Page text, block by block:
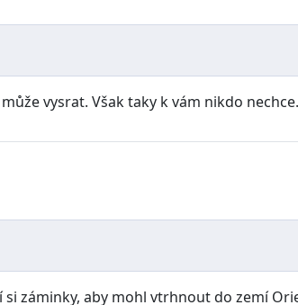
vysrat. Však taky k vám nikdo nechce.
záminky, aby mohl vtrhnout do zemí